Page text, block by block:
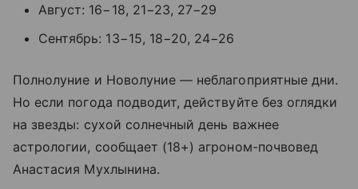
Август: 16−18, 21−23, 27−29
Сентябрь: 13−15, 18−20, 24−26
Полнолуние и Новолуние — неблагоприятные дни.
Но если погода подводит, действуйте без оглядки
на звезды: сухой солнечный день важнее
астрологии, сообщает (18+) агроном-почвовед
Анастасия Мухлынина.